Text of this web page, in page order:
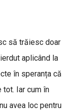
să trăiesc doar
aplicând la
în speranța că
Iar cum în
avea loc pentru